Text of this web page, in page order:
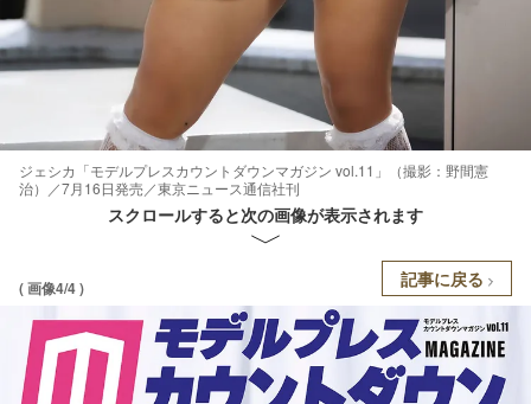
ジェシカ「モデルプレスカウントダウンマガジン vol.11」（撮影：野間憲
治）／7月16日発売／東京ニュース通信社刊
スクロールすると次の画像が表示されます
( 画像4/4 ) 記事に戻る